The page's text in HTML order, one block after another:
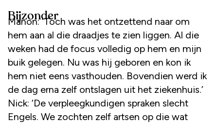
Bijzonder
Manon: ‘Toch was het ontzettend naar om
hem aan al die draadjes te zien liggen. Al die
weken had de focus volledig op hem en mijn
buik gelegen. Nu was hij geboren en kon ik
hem niet eens vasthouden. Bovendien werd ik
de dag erna zelf ontslagen uit het ziekenhuis.’
Nick: ‘De verpleegkundigen spraken slecht
Engels. We zochten zelf artsen op die wat